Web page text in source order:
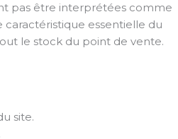
pas être interprétées comme
essentielle du
le stock du point de vente.
site.